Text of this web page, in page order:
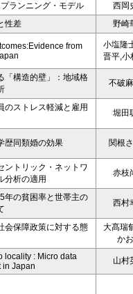
ランニング・モデル
西岡
性差
野崎
from
小塩隆
晋平,小
「構造的壁」：地域格
不破
のストレス軽減と雇用
堀田
歴同類婚の効果 関根
トリック・ネットワ
分析の適用
赤枝
年の貧困率と世帯主の
西村
会保障政策に対する態
大髙瑞
か
locality : Micro data
in Japan
山村